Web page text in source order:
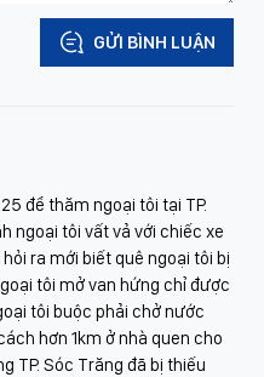
GỬI BÌNH LUẬN
để thăm ngoại tôi tại TP.
ngoại tôi vất vả với chiếc xe
ra mới biết quê ngoại tôi bị
tôi mở van hứng chỉ được
tôi buộc phải chở nước
hơn 1km ở nhà quen cho
TP. Sóc Trăng đã bị thiếu